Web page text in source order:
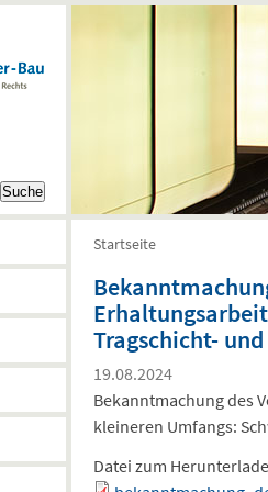
Sie sind hier
Startseite
Tragschicht-
19.08.2024
Bekanntmachung des
kleineren Umfangs:
Datei zum